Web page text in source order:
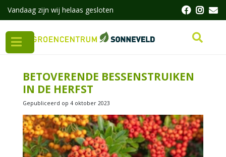
Vandaag zijn wij helaas gesloten
BETOVERENDE BESSENSTRUIKEN
IN DE HERFST
Gepubliceerd op 4 oktober 2023